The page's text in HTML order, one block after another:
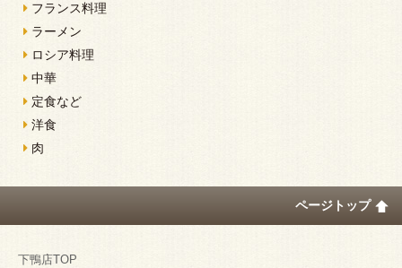
フランス料理
ラーメン
ロシア料理
中華
定食など
洋食
肉
ページトップ
下鴨店TOP